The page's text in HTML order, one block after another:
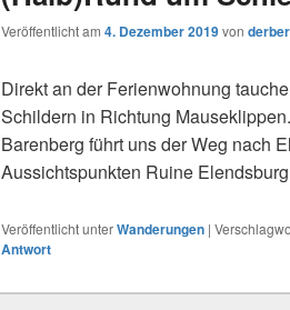
Veröffentlicht am 4. Dezember 2019von
Direkt an der Ferienwohnung
Schildern in Richtung
Barenberg führt uns der Weg nach
Aussichtspunkten Ruine
Veröffentlicht unterWanderungen |
Antwort